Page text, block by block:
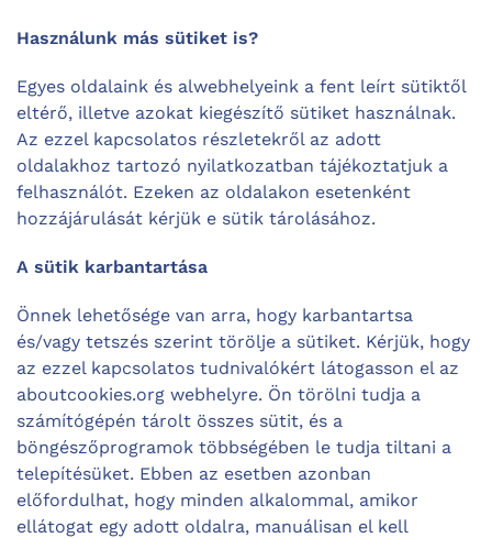
Használunk más sütiket is?
Egyes oldalaink és alwebhelyeink a fent leírt sütiktől
eltérő, illetve azokat kiegészítő sütiket használnak.
Az ezzel kapcsolatos részletekről az adott
oldalakhoz tartozó nyilatkozatban tájékoztatjuk a
felhasználót. Ezeken az oldalakon esetenként
hozzájárulását kérjük e sütik tárolásához.
A sütik karbantartása
Önnek lehetősége van arra, hogy karbantartsa
és/vagy tetszés szerint törölje a sütiket. Kérjük, hogy
az ezzel kapcsolatos tudnivalókért látogasson el az
aboutcookies.org webhelyre. Ön törölni tudja a
számítógépén tárolt összes sütit, és a
böngészőprogramok többségében le tudja tiltani a
telepítésüket. Ebben az esetben azonban
előfordulhat, hogy minden alkalommal, amikor
ellátogat egy adott oldalra, manuálisan el kell